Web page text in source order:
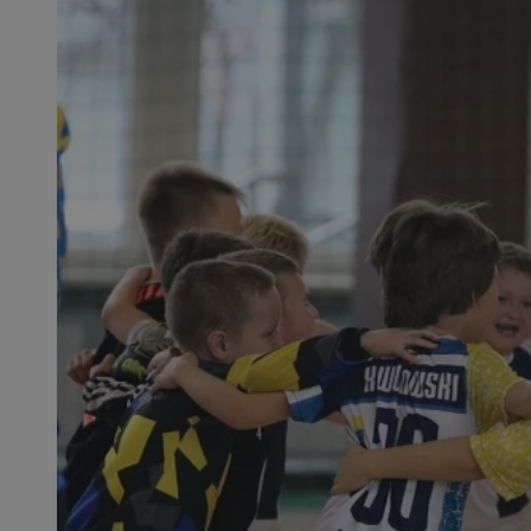
CookieScriptConsent